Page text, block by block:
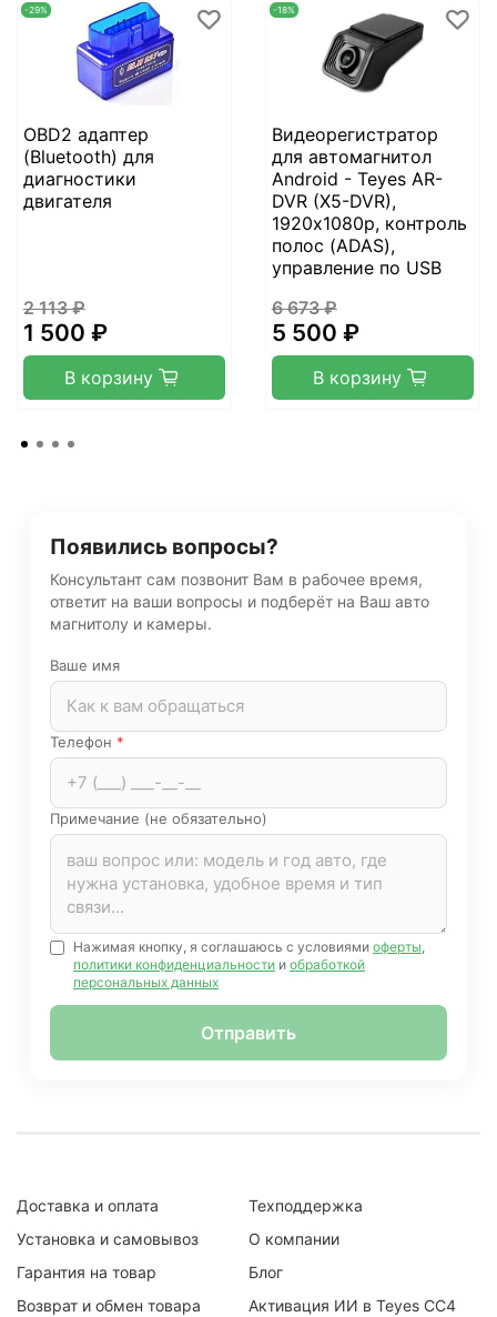
-29%
OBD2 адаптер
(Bluetooth) для
диагностики
двигателя
2 113 ₽
1 500 ₽
В корзину
-18%
Видеорегистратор
для автомагнитол
Android - Teyes AR-
DVR (X5-DVR),
1920х1080p, контроль
полос (ADAS),
управление по USB
6 673 ₽
5 500 ₽
В корзину
Появились вопросы?
Консультант сам позвонит Вам в рабочее время,
ответит на ваши вопросы и подберёт на Ваш авто
магнитолу и камеры.
Ваше имя
Телефон *
Примечание (не обязательно)
Нажимая кнопку, я соглашаюсь с условиями оферты
политики конфиденциальности и обработкой
персональных данных
Отправить
Доставка и оплата
Установка и самовывоз
Гарантия на товар
Возврат и обмен товара
Техподдержка
О компании
Блог
Активация ИИ в Teyes CC4